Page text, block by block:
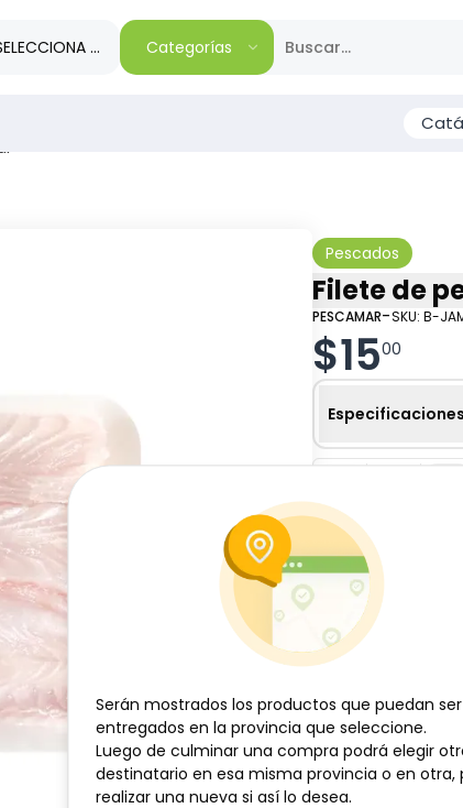
TU REGIÓNCategorías
Pescados
Filete de
PESCAMAR-SKU: B-
$1500
Especificaciones
Filete de Pargo,
suave y
su textura y
especiales,
Serán mostrados los productos que puedan ser
entregados en la provincia que seleccione.
Luego de culminar una compra podrá elegir
destinatario en esa misma provincia o en otra,
realizar una nueva si así lo desea.
Serán mostrados los productos que puedan ser
entregados en la provincia que seleccione.
Luego de culminar una compra podrá elegir
destinatario en esa misma provincia o en otra,
realizar una nueva si así lo desea.